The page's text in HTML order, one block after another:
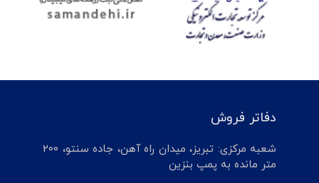
دفاتر فروش
شعبه مرکزی: تبریز، میدان راه آهن، جاده سنتو، 200
متر مانده به پمپ بنزین